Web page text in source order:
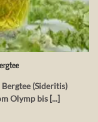
(Sideritis)
Olymp bis [...]